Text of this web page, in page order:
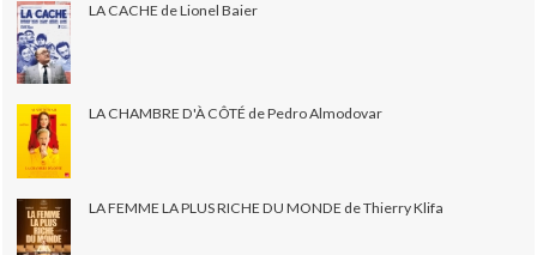
LA CACHE de Lionel Baier
LA CHAMBRE D'À CÔTÉ de Pedro Almodovar
LA FEMME LA PLUS RICHE DU MONDE de Thierry Klifa